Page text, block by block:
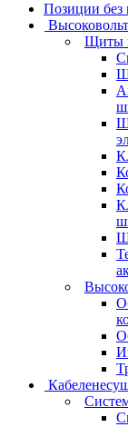
Позиции без
Щиты